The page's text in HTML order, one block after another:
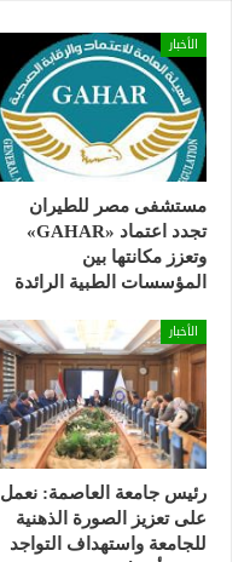
الأخبار
مستشفى مصر للطيران
تجدد اعتماد «GAHAR»
وتعزز مكانتها بين
المؤسسات الطبية الرائدة
الأخبار
رئيس جامعة العاصمة: نعمل
على تعزيز الصورة الذهنية
للجامعة واستهداف التواجد